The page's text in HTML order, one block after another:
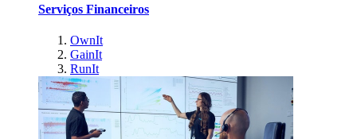
Serviços Financeiros
OwnIt
GainIt
RunIt